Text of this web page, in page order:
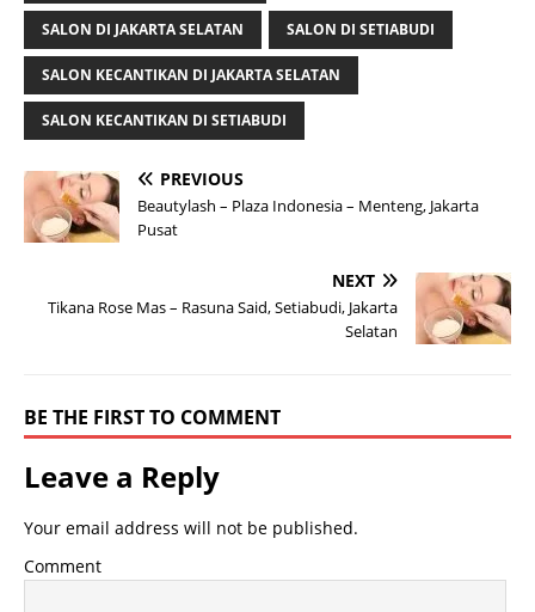
SALON DI JAKARTA SELATAN SALON DI SETIABUDI
SALON KECANTIKAN DI JAKARTA SELATAN
SALON KECANTIKAN DI SETIABUDI
PREVIOUS
Beautylash – Plaza Indonesia – Menteng, Jakarta
Pusat
NEXT
Tikana Rose Mas – Rasuna Said, Setiabudi, Jakarta
Selatan
BE THE FIRST TO COMMENT
Leave a Reply
Your email address will not be published.
Comment